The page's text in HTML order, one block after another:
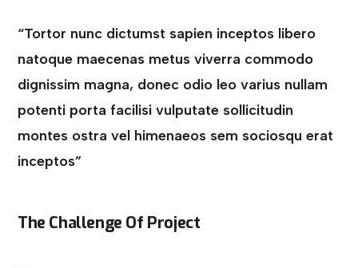
“Tortor nunc dictumst sapien inceptos libero
natoque maecenas metus viverra commodo
dignissim magna, donec odio leo varius nullam
potenti porta facilisi vulputate sollicitudin
montes ostra vel himenaeos sem sociosqu erat
inceptos”
The Challenge Of Project